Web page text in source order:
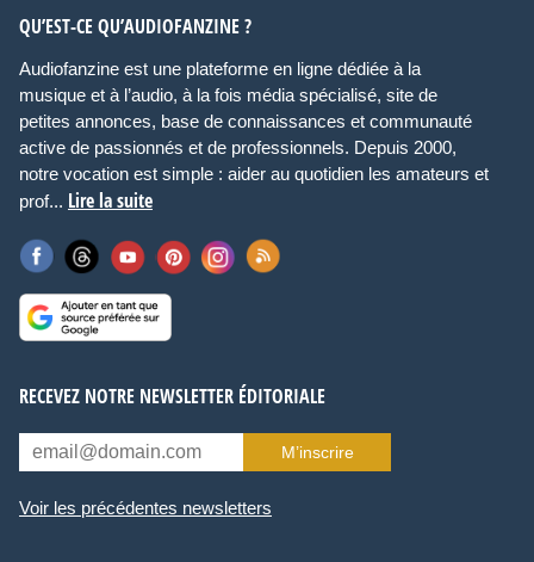
QU’EST-CE QU’AUDIOFANZINE ?
Audiofanzine est une plateforme en ligne dédiée à la
musique et à l’audio, à la fois média spécialisé, site de
petites annonces, base de connaissances et communauté
active de passionnés et de professionnels. Depuis 2000,
notre vocation est simple : aider au quotidien les amateurs et
prof... Lire la suite
RECEVEZ NOTRE NEWSLETTER ÉDITORIALE
M’inscrire
Voir les précédentes newsletters